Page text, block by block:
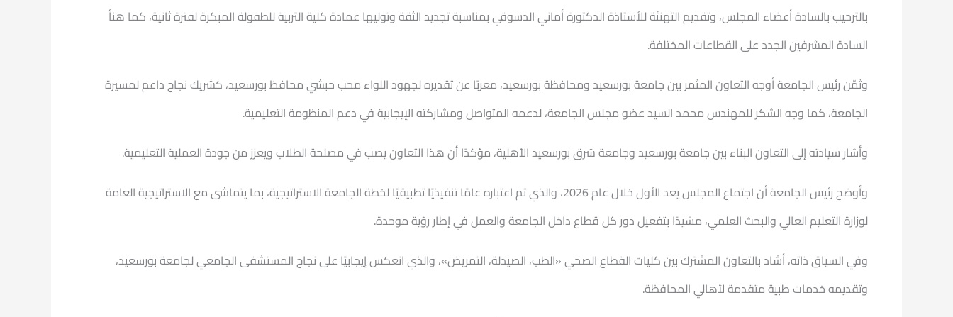
بالترحيب بالسادة أعضاء المجلس، وتقديم التهنئة للأستاذة الدكتورة أماني الدسوقي بمناسبة تجديد الثقة وتوليها عمادة كلية التربية للطفولة المبكرة لفترة ثانية، كما هنأ
السادة المشرفين الجدد على القطاعات المختلفة.
وثمّن رئيس الجامعة أوجه التعاون المثمر بين جامعة بورسعيد ومحافظة بورسعيد، معربًا عن تقديره لجهود اللواء محب حبشي محافظ بورسعيد، كشريك نجاح داعم لمسيرة
الجامعة، كما وجه الشكر للمهندس محمد السيد عضو مجلس الجامعة، لدعمه المتواصل ومشاركته الإيجابية في دعم المنظومة التعليمية.
وأشار سيادته إلى التعاون البناء بين جامعة بورسعيد وجامعة شرق بورسعيد الأهلية، مؤكدًا أن هذا التعاون يصب في مصلحة الطلاب ويعزز من جودة العملية التعليمية.
وأوضح رئيس الجامعة أن اجتماع المجلس يعد الأول خلال عام 2026، والذي تم اعتباره عامًا تنفيذيًا تطبيقيًا لخطة الجامعة الاستراتيجية، بما يتماشى مع الاستراتيجية العامة
لوزارة التعليم العالي والبحث العلمي، مشيدًا بتفعيل دور كل قطاع داخل الجامعة والعمل في إطار رؤية موحدة.
وفي السياق ذاته، أشاد بالتعاون المشترك بين كليات القطاع الصحي «الطب، الصيدلة، التمريض»، والذي انعكس إيجابيًا على نجاح المستشفى الجامعي لجامعة بورسعيد،
وتقديمه خدمات طبية متقدمة لأهالي المحافظة.